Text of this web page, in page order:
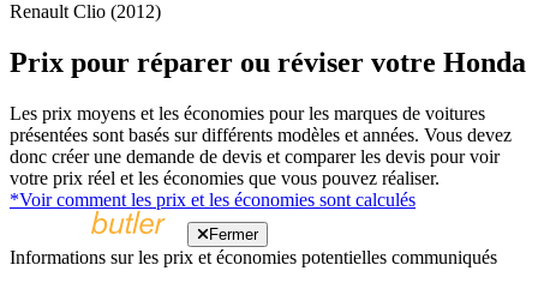
Renault Clio (2012)
Prix pour réparer ou réviser votre Honda
Les prix moyens et les économies pour les marques de voitures
présentées sont basés sur différents modèles et années. Vous devez
donc créer une demande de devis et comparer les devis pour voir
votre prix réel et les économies que vous pouvez réaliser.
*Voir comment les prix et les économies sont calculés
Fermer
Informations sur les prix et économies potentielles communiqués